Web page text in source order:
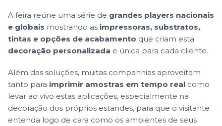
A feira reúne uma série de grandes players nacionais
e globais mostrando as impressoras, substratos,
tintas e opções de acabamento que criam esta
decoração personalizada e única para cada cliente.
Além das soluções, muitas companhias aproveitam
tanto para imprimir amostras em tempo real como
levar ao vivo estas aplicações, especialmente na
decoração dos próprios estandes, para que o visitante
entenda logo de cara como os ambientes de seus